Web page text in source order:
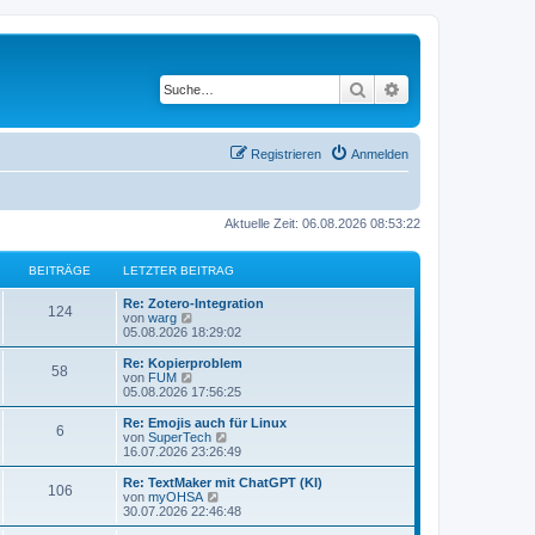
Suche
Anmelden
Registrieren
Aktuelle Zeit: 06.08.2026 08:53:22
BEITRÄGE LETZTER BEITRAG
124B
t
ä
g
e
L
e
t
z
t
e
r
e
i
t
r
g
Re: Zotero-Integration
von warg
e
u
e
t
B
e
i
r
a
g
05.08.2026 18:29:02
58
t
r
ä
L
e
t
z
t
e
r
e
i
t
r
Re: Kopierproblem
von FUM
e
u
e
s
t
r
B
e
i
05.08.2026 17:56:25
6B
i
t
L
e
t
z
t
e
r
Re: Emojis auch für Linux
von SuperTech
e
u
e
t
16.07.2026 23:26:49
106B
L
e
t
z
Re: TextMaker mit ChatGPT (KI)
von myOHSA
e
u
30.07.2026 22:46:48